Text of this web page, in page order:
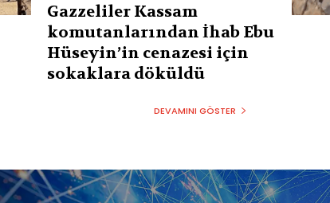
Gazzeliler Kassam
komutanlarından İhab Ebu
Hüseyin’in cenazesi için
sokaklara döküldü
DEVAMINI GÖSTER